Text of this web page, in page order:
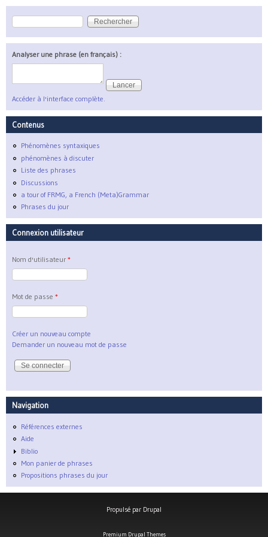
Formulaire de recherche
Rechercher
Analyser une phrase (en français) :
Accéder à l'interface complète.
Contenus
Phénomènes syntaxiques
phénomènes à discuter
Liste des phrases
Discussions
a tour of FRMG, a French (Meta)Grammar
Phrases du jour
Connexion utilisateur
Nom d'utilisateur *
Mot de passe *
Créer un nouveau compte
Demander un nouveau mot de passe
Navigation
Références externes
Aide
Biblio
Mon panier de phrases
Propositions phrases du jour
Propulsé par Drupal
Premium Drupal Themes